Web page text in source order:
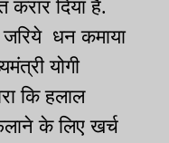
दिया है.
धन कमाया
योगी
कि हलाल
के लिए खर्च